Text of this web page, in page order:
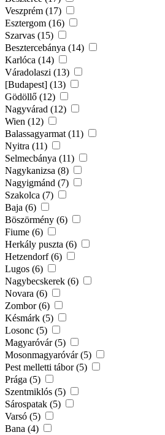
Veszprém (17)
Esztergom (16)
Szarvas (15)
Besztercebánya (14)
Karlóca (14)
Váradolaszi (13)
[Budapest] (13)
Gödöllő (12)
Nagyvárad (12)
Wien (12)
Balassagyarmat (11)
Nyitra (11)
Selmecbánya (11)
Nagykanizsa (8)
Nagyigmánd (7)
Szakolca (7)
Baja (6)
Böszörmény (6)
Fiume (6)
Herkály puszta (6)
Hetzendorf (6)
Lugos (6)
Nagybecskerek (6)
Novara (6)
Zombor (6)
Késmárk (5)
Losonc (5)
Magyaróvár (5)
Mosonmagyaróvár (5)
Pest melletti tábor (5)
Prága (5)
Szentmiklós (5)
Sárospatak (5)
Varsó (5)
Bana (4)